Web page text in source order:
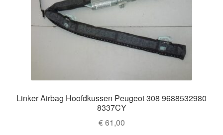
Linker Airbag Hoofdkussen Peugeot 308 9688532980
8337CY
€61,00